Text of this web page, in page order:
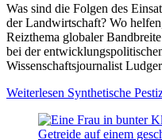
Was sind die Folgen des
der Landwirtschaft? Wo
Reizthema globaler
bei der
Wissenschaftsjournalist
Weiterlesen Synthetische